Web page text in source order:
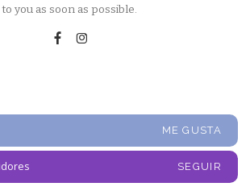
to you as soon as possible.
ME GUSTA
SEGUIR